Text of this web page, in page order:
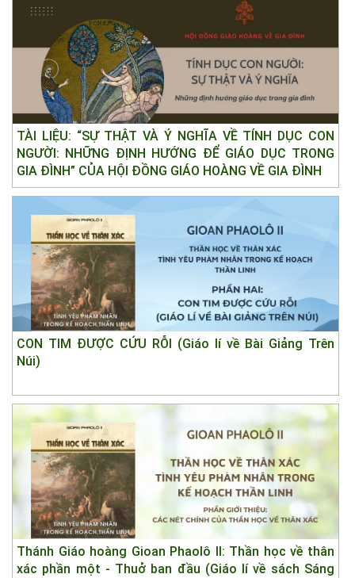
TÀI LIỆU: “SỰ THẬT VÀ Ý NGHĨA VỀ TÍNH DỤC CON
NGƯỜI: NHỮNG ĐỊNH HƯỚNG ĐỂ GIÁO DỤC TRONG
GIA ĐÌNH” CỦA HỘI ĐỒNG GIÁO HOÀNG VỀ GIA ĐÌNH
CON TIM ĐƯỢC CỨU RỖI (Giáo lí về Bài Giảng Trên
Núi)
Thánh Giáo hoàng Gioan Phaolô II: Thần học về thân
xác phần một - Thuở ban đầu (Giáo lí về sách Sáng